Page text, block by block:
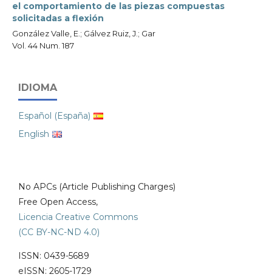
el comportamiento de las piezas compuestas
solicitadas a flexión
González Valle, E.; Gálvez Ruiz, J.; Gar
Vol. 44 Num. 187
IDIOMA
Español (España)
English
No APCs (Article Publishing Charges)
Free Open Access,
Licencia Creative Commons
(CC BY-NC-ND 4.0)
ISSN: 0439-5689
eISSN: 2605-1729